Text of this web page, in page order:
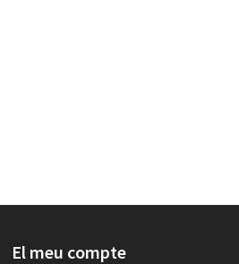
El meu compte